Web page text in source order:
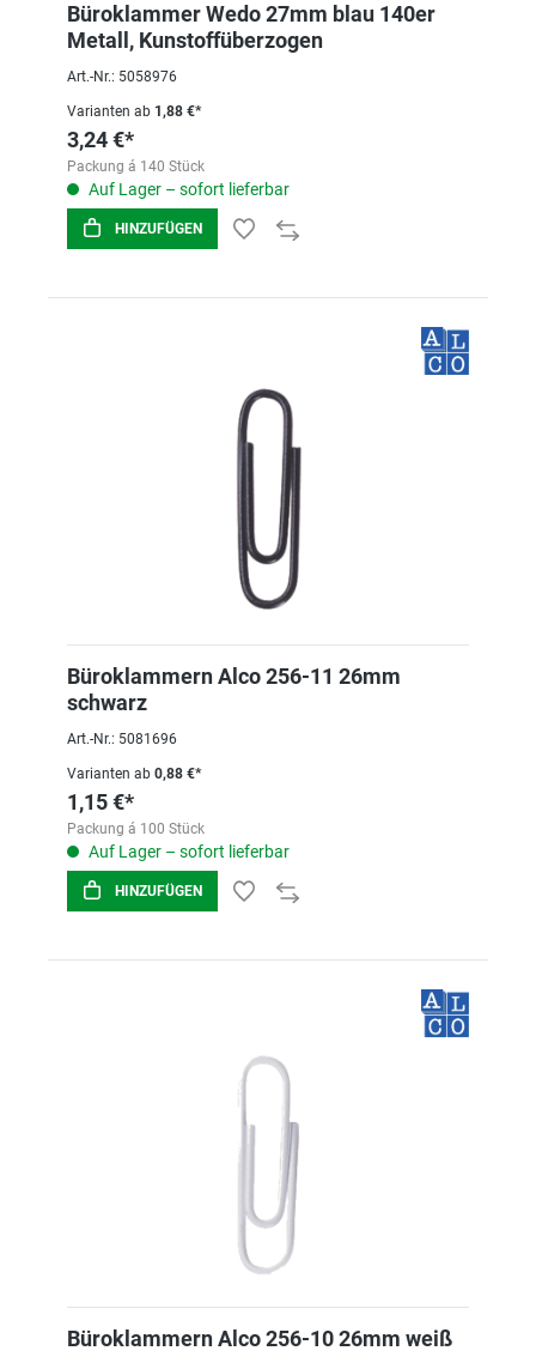
Büroklammer Wedo 27mm blau 140er
Metall, Kunstoffüberzogen
Art.-Nr.: 5058976
Varianten ab 1,88 €*
3,24 €*
Packung á 140 Stück
Auf Lager – sofort lieferbar
HINZUFÜGEN
Büroklammern Alco 256-11 26mm
schwarz
Art.-Nr.: 5081696
Varianten ab 0,88 €*
1,15 €*
Packung á 100 Stück
Auf Lager – sofort lieferbar
HINZUFÜGEN
Büroklammern Alco 256-10 26mm weiß